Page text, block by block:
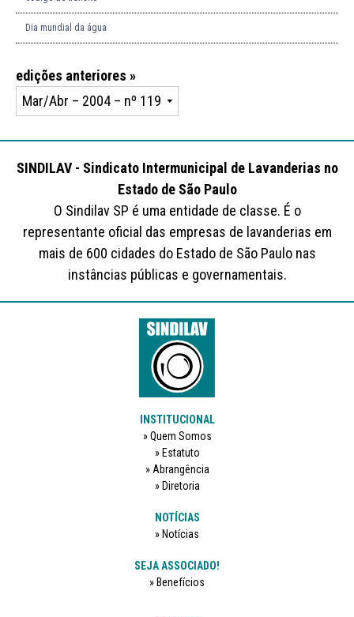
Dia mundial da água
edições anteriores »
SINDILAV - Sindicato Intermunicipal de Lavanderias no
Estado de São Paulo
O Sindilav SP é uma entidade de classe. É o
representante oficial das empresas de lavanderias em
mais de 600 cidades do Estado de São Paulo nas
instâncias públicas e governamentais.
INSTITUCIONAL
Quem Somos
Estatuto
Abrangência
Diretoria
NOTÍCIAS
Notícias
SEJA ASSOCIADO!
Benefícios